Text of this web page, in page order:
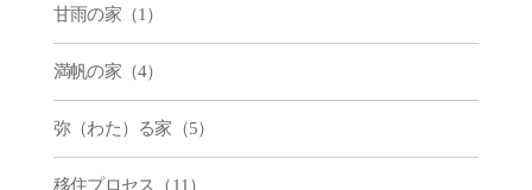
甘雨の家（1）
満帆の家（4）
弥（わた）る家（5）
移住プロセス（11）